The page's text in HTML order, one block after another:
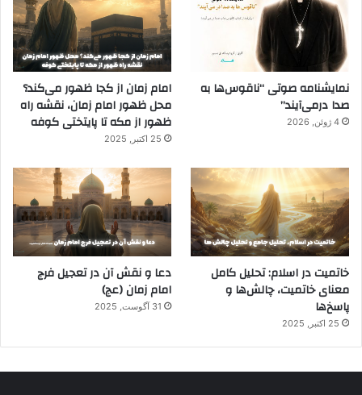
نمایشنامه صوتی “ناقوس‌ها به
صدا در‌می‌آیند”
4 ژوئن, 2026
امام زمان از کجا ظهور می‌کند؟
محل ظهور امام زمان، نقشه راه
ظهور از مکه تا پایتختی کوفه
25 اکتبر, 2025
خاتمیت در اسلام: تحلیل کامل
معنای خاتمیت، چالش‌ها و
پاسخ‌ها
25 اکتبر, 2025
دعا و نقش آن در تعجیل فرج
امام زمان (عج)
31 آگوست, 2025